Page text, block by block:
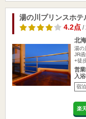
湯の川プリンスホテ
4.2点 /
北
湯の
JR
+徒
営
入
宿泊
楽